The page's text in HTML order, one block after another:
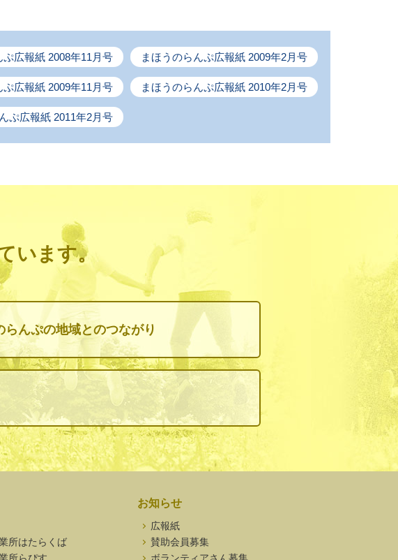
ぷ広報紙 2008年11月号 まほうのらんぷ広報紙 2009年2月号
ぷ広報紙 2009年11月号 まほうのらんぷ広報紙 2010年2月号
ぷ広報紙 2011年2月号
います。
らんぷの地域とのつながり
所はたらくば
お知らせ
広報紙
賛助会員募集